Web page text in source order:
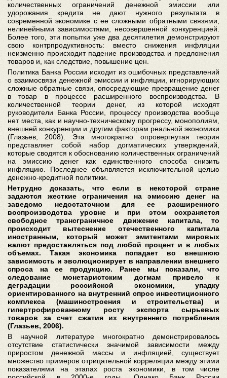
количественных ограничений денежной эмиссии или
удорожания кредита не дают нужного результата в
современной экономике с ее сложными обратными связями,
нелинейными зависимостями, несовершенной конкуренцией.
Более того, эти попытки уже два десятилетия демонстрируют
свою контрпродуктивность: вместо снижения инфляции
неизменно происходит падение производства и предложения
товаров и, как следствие, повышение цен.
Политика Банка России исходит из ошибочных представлений
о взаимосвязи денежной эмиссии и инфляции, игнорирующих
сложные обратные связи, опосредующие превращение денег
в товар в процессе расширенного воспроизводства. В
количественной теории денег, из которой исходят
руководители Банка России, процессу производства вообще
нет места, как и научно-техническому прогрессу, монополиям,
внешней конкуренции и другим факторам реальной экономики
(Глазьев, 2008). Эта многократно опровергнутая теория
представляет собой набор догматических утверждений,
которые сводятся к обоснованию количественных ограничений
на эмиссию денег как единственного способа снизить
инфляцию. Последнее объявляется исключительной целью
денежно-кредитной политики.
Нетрудно доказать, что если в некоторой стране
задаются жесткие ограничения на эмиссию денег на
заведомо недостаточном для ее расширенного
воспроизводства уровне и при этом сохраняется
свободное трансграничное движение капитала, то
происходит вытеснение отечественного капитала
иностранным, который может эмитентами мировых
валют предоставляться под любой процент и в любых
объемах. Такая экономика попадает во внешнюю
зависимость и эволюционирует в направлении внешнего
спроса на ее продукцию. Ранее мы показали, что
следование монетаристским догмам привело к
деградации российской экономики, упадку
ориентированного на внутренний спрос инвестиционного
комплекса (машиностроения и строительства) и
гипертрофированному росту экспорта сырьевых
товаров за счет сжатия их внутреннего потребления
(Глазьев, 2006).
В научной литературе многократно демонстрировалось
отсутствие статистически значимой зависимости между
приростом денежной массы и инфляцией, существует
множество примеров отрицательной корреляции между этими
показателями на этапах роста экономики, в том числе